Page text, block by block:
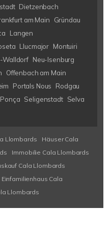
Dietzenbach
am Main
Gründau
Langen
Llucmajor Montuiri
Walldorf Neu-Isenburg
Offenbach am Main
Portals Nous
Rodgau
Seligenstadt Selva
Llombards
Häuser Cala
Immobilie Cala Llombards
Cala Llombards
Einfamilienhaus Cala
Llombards